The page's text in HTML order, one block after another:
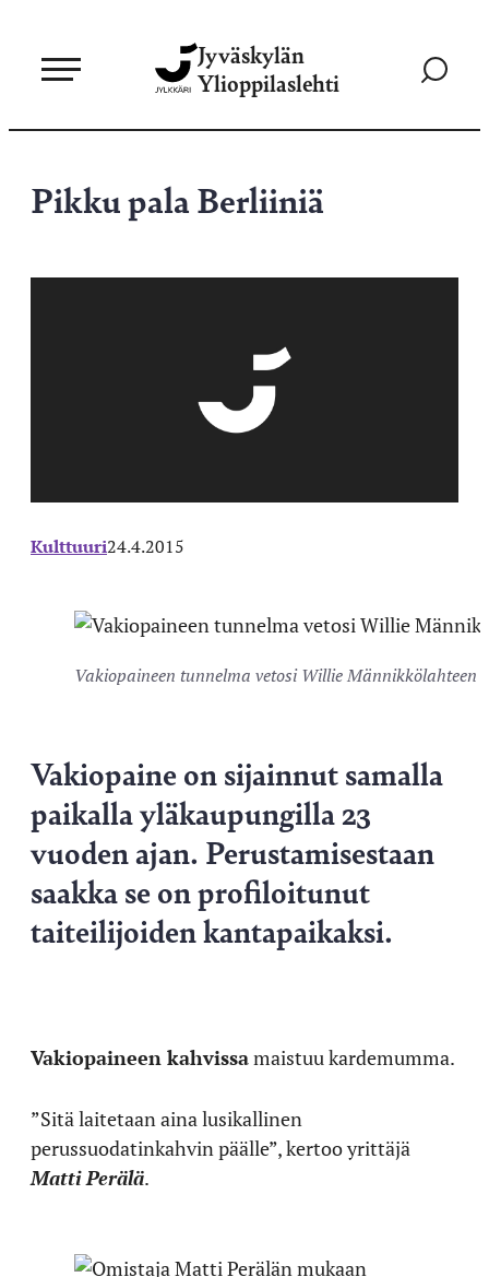
sisältöön
Jyväskylän
Ylioppilaslehti
Siirry
Pikku pala Berliiniä
Kulttuuri24.4.2015
Vakiopaineen tunnelma vetosi Willie Männikkölahteen
Vakiopaine on sijainnut samalla
paikalla yläkaupungilla 23
vuoden ajan. Perustamisestaan
saakka se on profiloitunut
taiteilijoiden kantapaikaksi.
Vakiopaineen kahvissamaistuu kardemumma.
”Sitä laitetaan aina lusikallinen
perussuodatinkahvin päälle”, kertoo yrittäjä
Matti Perälä.